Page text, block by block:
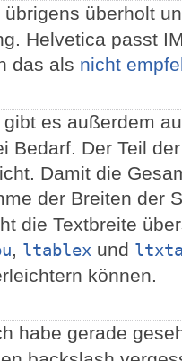
übrigens überholt
Helvetica passt
das als nicht
gibt es außerdem
Bedarf. Der Teil
Damit die
der Breiten der
die Textbreite
, ltablex und
können.
habe gerade